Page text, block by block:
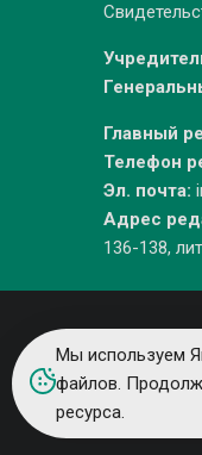
Главный
Телефон
Эл. почта:
Адрес
136-138,
Мы используем
файлов.
ресурса.